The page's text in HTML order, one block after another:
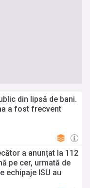
din lipsă de bani.
a fost frecvent
a anunțat la 112
pe cer, urmată de
echipaje ISU au
de nouă hectare |